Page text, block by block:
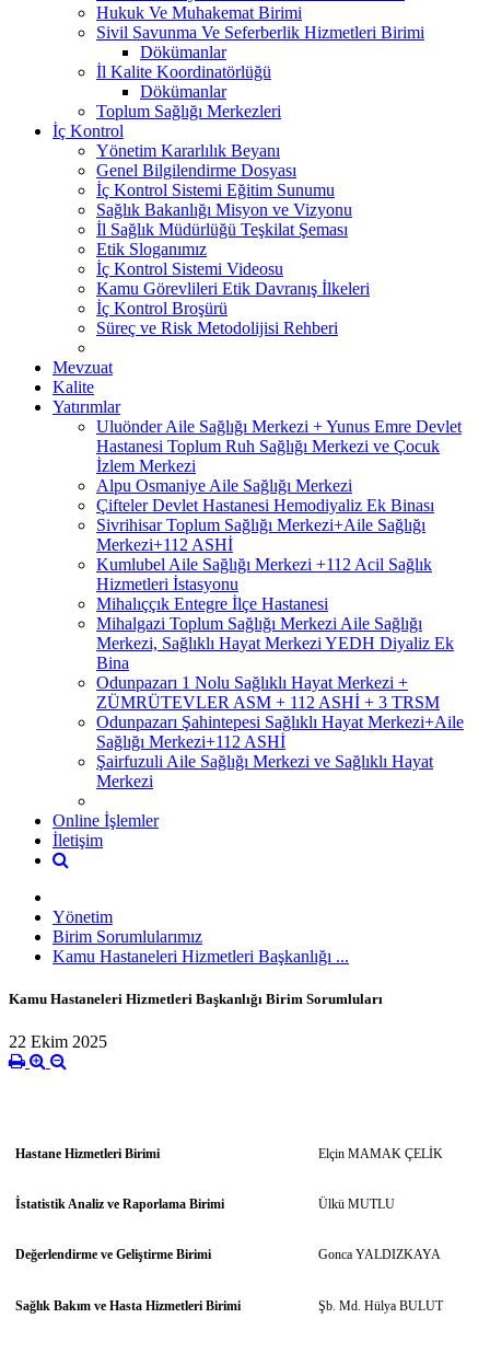
Hukuk Ve Muhakemat Birimi
Sivil Savunma Ve Seferberlik Hizmetleri Birimi
Dökümanlar
İl Kalite Koordinatörlüğü
Dökümanlar
Toplum Sağlığı Merkezleri
İç Kontrol
Yönetim Kararlılık Beyanı
Genel Bilgilendirme Dosyası
İç Kontrol Sistemi Eğitim Sunumu
Sağlık Bakanlığı Misyon ve Vizyonu
İl Sağlık Müdürlüğü Teşkilat Şeması
Etik Sloganımız
İç Kontrol Sistemi Videosu
Kamu Görevlileri Etik Davranış İlkeleri
İç Kontrol Broşürü
Süreç ve Risk Metodolijisi Rehberi
Mevzuat
Kalite
Yatırımlar
Uluönder Aile Sağlığı Merkezi + Yunus Emre Devlet
Hastanesi Toplum Ruh Sağlığı Merkezi ve Çocuk
İzlem Merkezi
Alpu Osmaniye Aile Sağlığı Merkezi
Çifteler Devlet Hastanesi Hemodiyaliz Ek Binası
Sivrihisar Toplum Sağlığı Merkezi+Aile Sağlığı
Merkezi+112 ASHİ
Kumlubel Aile Sağlığı Merkezi +112 Acil Sağlık
Hizmetleri İstasyonu
Mihalıççık Entegre İlçe Hastanesi
Mihalgazi Toplum Sağlığı Merkezi Aile Sağlığı
Merkezi, Sağlıklı Hayat Merkezi YEDH Diyaliz Ek
Bina
Odunpazarı 1 Nolu Sağlıklı Hayat Merkezi +
ZÜMRÜTEVLER ASM + 112 ASHİ + 3 TRSM
Odunpazarı Şahintepesi Sağlıklı Hayat Merkezi+Aile
Sağlığı Merkezi+112 ASHİ
Şairfuzuli Aile Sağlığı Merkezi ve Sağlıklı Hayat
Merkezi
Online İşlemler
İletişim
Yönetim
Birim Sorumlularımız
Kamu Hastaneleri Hizmetleri Başkanlığı ...
Kamu Hastaneleri Hizmetleri Başkanlığı Birim Sorumluları
22 Ekim 2025
Hastane Hizmetleri Birimi Elçin MAMAK ÇELİK
İstatistik Analiz ve Raporlama Birimi Ülkü MUTLU
Değerlendirme ve Geliştirme Birimi Gonca YALDIZKAYA
Sağlık Bakım ve Hasta Hizmetleri Birimi Şb. Md. Hülya BULUT